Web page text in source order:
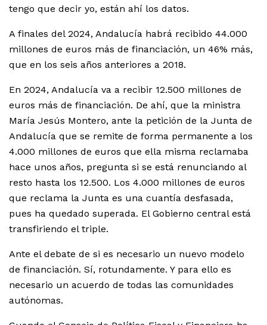
tengo que decir yo, están ahí los datos.
A finales del 2024, Andalucía habrá recibido 44.000
millones de euros más de financiación, un 46% más,
que en los seis años anteriores a 2018.
En 2024, Andalucía va a recibir 12.500 millones de
euros más de financiación. De ahí, que la ministra
María Jesús Montero, ante la petición de la Junta de
Andalucía que se remite de forma permanente a los
4.000 millones de euros que ella misma reclamaba
hace unos años, pregunta si se está renunciando al
resto hasta los 12.500. Los 4.000 millones de euros
que reclama la Junta es una cuantía desfasada,
pues ha quedado superada. El Gobierno central está
transfiriendo el triple.
Ante el debate de si es necesario un nuevo modelo
de financiación. Sí, rotundamente. Y para ello es
necesario un acuerdo de todas las comunidades
autónomas.